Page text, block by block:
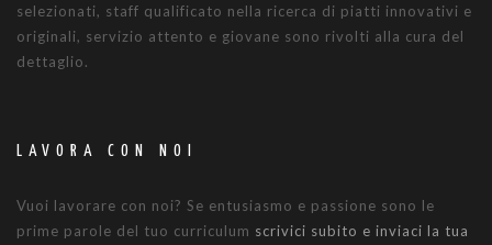
selezionati, staff qualificato nella ricerca di piatti innovativi e
originali, servizio attento e giovane sono rivolti alla cura del
dettaglio.
LAVORA CON NOI
Vuoi lavorare con noi? Se entusiasmo e passione sono le
prime parole del tuo curriculum scrivici subito e inviaci la tua